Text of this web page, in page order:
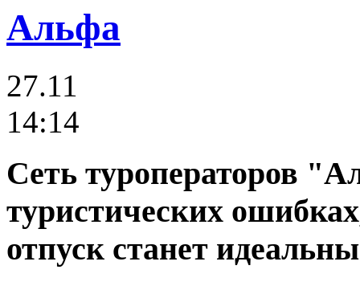
Альфа
27.11
14:14
Сеть туроператоров
туристических
отпуск станет